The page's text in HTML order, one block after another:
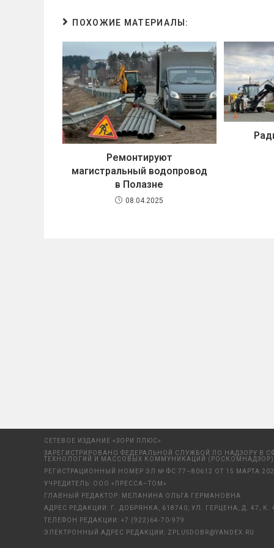
ПОХОЖИЕ МАТЕРИАЛЫ:
Ремонтируют
магистральный водопровод
в Полазне
08.04.2025
СЕТЕВОЕ ИЗДАНИЕ «ЗОРИ ПЛЮС»
ЗАРЕГИСТРИРОВАНО ФЕДЕРАЛЬНОЙ СЛУЖБОЙ ПО НАДЗОРУ В
ТЕХНОЛОГИЙ И МАССОВЫХ КОММУНИКАЦИЙ (РОСКОМНАДЗОР)
РЕГИСТРАЦИОННЫЙ НОМЕР ЭЛ № ФС 77–80612 ОТ 15 МАРТА
УЧРЕДИТЕЛЬ: ООО «ПРЕССА–ТОМ»
ГЛАВНЫЙ РЕДАКТОР: МЕЛАНИНА ОЛЬГА ГЕРМАНОВНА
АДРЕС РЕДАКЦИИ: Г. ДОБРЯНКА, 618740, УЛ. ГЕРЦЕНА, Д. 47, К.
ТЕЛЕФОН РЕДАКЦИИ: +7 (922)64-70-979
ЭЛЕКТРОННЫЙ АДРЕС РЕДАКЦИИ: ZPLUSDOBR@YANDEX.RU